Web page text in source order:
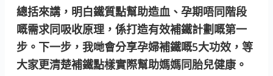
總括來講，明白鐵質點幫助造血、孕期唔同階段
嘅需求同吸收原理，係打造有效補鐵計劃嘅第一
步。下一步，我哋會分享孕婦補鐵嘅5大功效，等
大家更清楚補鐵點樣實際幫助媽媽同胎兒健康。